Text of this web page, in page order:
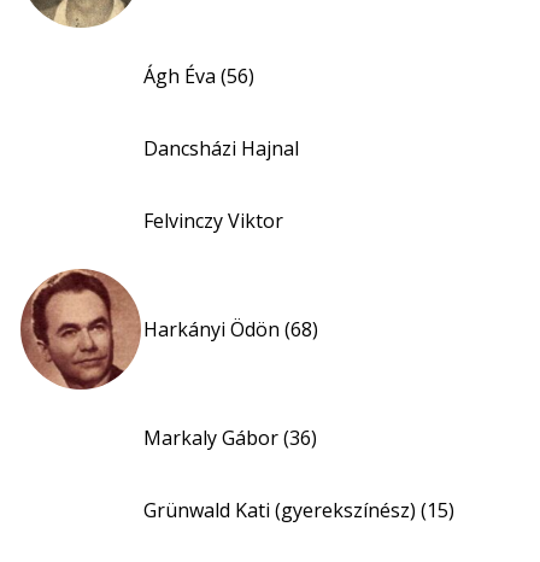
Ágh Éva (56)
Dancsházi Hajnal
Felvinczy Viktor
Harkányi Ödön (68)
Markaly Gábor (36)
Grünwald Kati (gyerekszínész) (15)